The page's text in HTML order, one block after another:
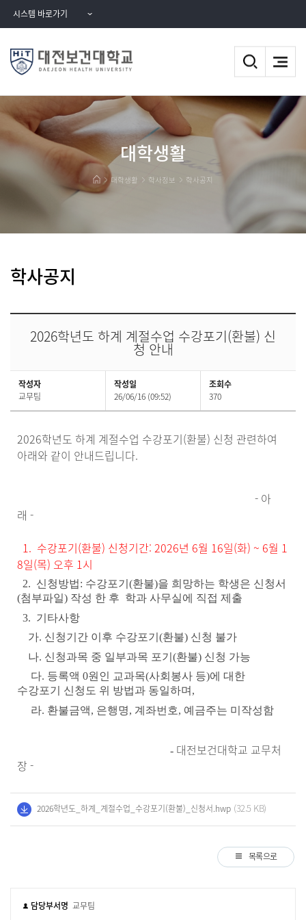
시스템 바로가기
대학생활
대학생활 학사정보 학사공지
학사공지
2026학년도 하계 계절수업 수강포기(환불) 신
청 안내
작성자
교무팀
작성일
26/06/16 (09:52)
조회수
370
2026학년도 하계 계절수업 수강포기(환불) 신청 관련하여
아래와 같이 안내드립니다.
- 아
래 -
1. 수강포기(환불) 신청기간: 2026년 6월 16일(화) ~ 6월 1
8일(목) 오후 1시
2. 신청방법: 수강포기(환불)을 희망하는 학생은 신청서
(첨부파일) 작성 한 후 학과 사무실에 직접 제출
3. 기타사항
가. 신청기간 이후 수강포기(환불) 신청 불가
나. 신청과목 중 일부과목 포기(환불) 신청 가능
다. 등록액 0원인 교과목(사회봉사 등)에 대한
수강포기 신청도 위 방법과 동일하며,
라. 환불금액, 은행명, 계좌번호, 예금주는 미작성함
- 대전보건대학교 교무처
장 -
2026학년도_하계_계절수업_수강포기(환불)_신청서.hwp (32.5 KB)
목록으로
담당부서명 교무팀